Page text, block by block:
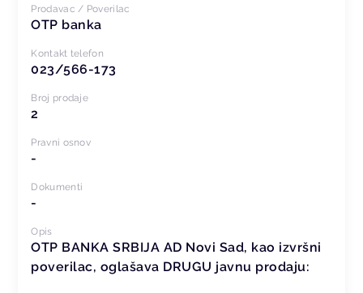
Prodavac / Poverilac
OTP banka
Kontakt telefon
023/566-173
Broj prodaje
2
Pravni osnov
-
Dokumenti
-
Opis
OTP BANKA SRBIJA AD Novi Sad, kao izvršni
poverilac, oglašava DRUGU javnu prodaju: